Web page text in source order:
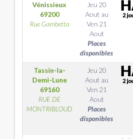
Vénissieux
69200
Rue Gambetta
Jeu 20
Aout au
Ven 21
Aout
Places
disponibles
Tassin-la-
Demi-Lune
69160
RUE DE
MONTRIBLOUD
Jeu 20
Aout au
Ven 21
Aout
Places
disponibles